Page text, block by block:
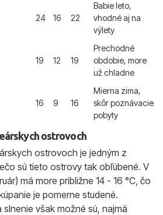
24
16 22
Babie leto,
vhodné aj na
výlety
19
12 19
Prechodné
obdobie, more
už chladne
16
9 16
Mierna zima,
skôr poznávacie
pobyty
ostrovoch
ostrovoch je jedným z
sú tieto ostrovy tak obľúbené. V
má more približne 14 - 16 °C, čo
je pomerne studené.
však možné sú, najmä